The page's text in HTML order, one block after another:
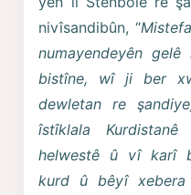
nivîsandibûn, “
numayendeyên
bistîne, wî ji ber
dewletan re
îstîklala
helwestê û vî karî
kurd û bêyî xebera